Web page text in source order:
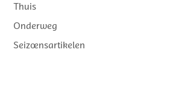
Thuis
Onderweg
Seizoensartikelen